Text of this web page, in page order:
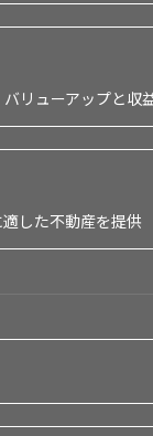
リューアップと収
した不動産を提供